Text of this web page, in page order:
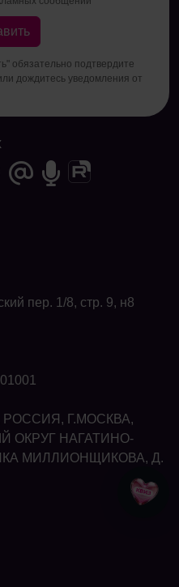
обязательно подтвердите
дождитесь уведомления от
пер. 1/8, стр. 9, н8
РОССИЯ, Г.МОСКВА,
ОКРУГ НАГАТИНО-
МИЛЛИОНЩИКОВА, Д.